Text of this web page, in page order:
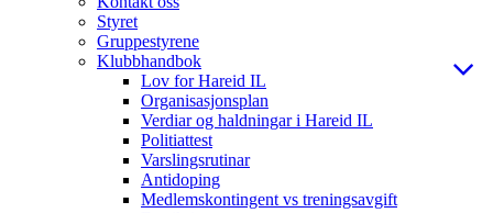
Styret
Gruppestyrene
Klubbhandbok
Lov for Hareid IL
Organisasjonsplan
Verdiar og haldningar i Hareid IL
Politiattest
Varslingsrutinar
Antidoping
Medlemskontingent vs treningsavgift